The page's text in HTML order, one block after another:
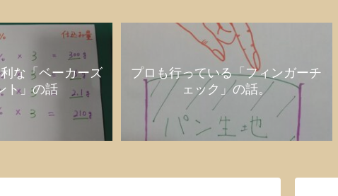
な「ベーカーズ
ト」の話
プロも行っている「フィンガーチ
ェック」の話。